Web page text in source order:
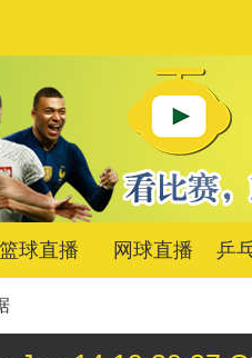
篮球直播 网球直播 乒